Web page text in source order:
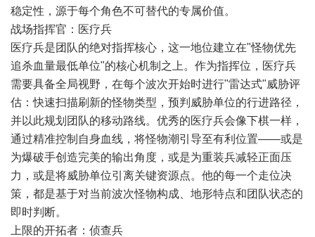
稳定性，源于每个角色不可替代的专属价值。
战场指挥官：医疗兵
医疗兵是团队的绝对指挥核心，这一地位建立在"怪物优先
追杀血量最低单位"的核心机制之上。作为指挥位，医疗兵
需要具备全局视野，在每个波次开始时进行"雷达式"威胁评
估：快速扫描刷新的怪物类型，预判威胁单位的行进路径，
并以此规划团队的移动路线。优秀的医疗兵会像下棋一样，
通过精准控制自身血线，将怪物潮引导至有利位置——或是
为爆破手创造完美的输出角度，或是为重装兵减轻正面压
力，或是将威胁单位引离关键资源点。他的每一个走位决
策，都是基于对当前波次怪物构成、地形特点和团队状态的
即时判断。
上限的开拓者：侦查兵